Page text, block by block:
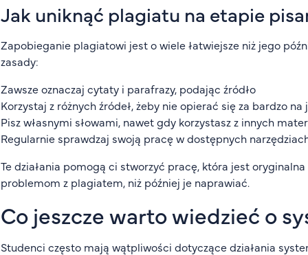
Jak uniknąć plagiatu na etapie
Zapobieganie plagiatowi jest o wiele łatwiejsze niż jego
zasady:
Zawsze oznaczaj cytaty i parafrazy, podając źródło
Korzystaj z różnych źródeł, żeby nie opierać się za bardzo
Pisz własnymi słowami, nawet gdy korzystasz z innych
Regularnie sprawdzaj swoją pracę w dostępnych
Te działania pomogą ci stworzyć pracę, która jest
problemom z plagiatem, niż później je naprawiać.
Co jeszcze warto wiedzieć o
Studenci często mają wątpliwości dotyczące działania